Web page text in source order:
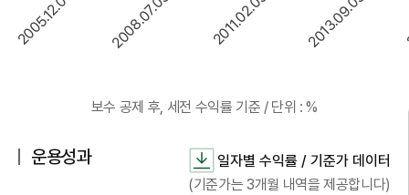
2005.12.01 2008.07.03 2011.02.03 2013.09.05
운용성과
일자별 수익률 / 기준가 데이터
(기준가는 3개월 내역을 제공합니다)